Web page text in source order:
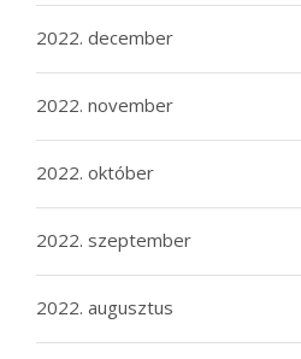
2022. december
2022. november
2022. október
2022. szeptember
2022. augusztus